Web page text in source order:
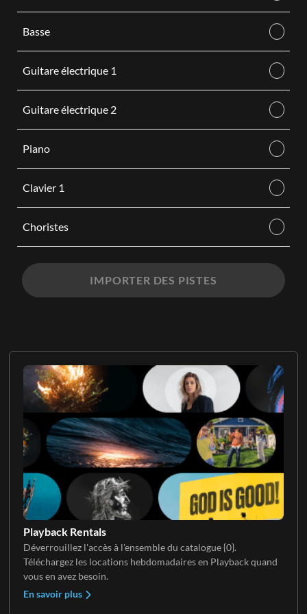
Playback Rentals
Déverrouillez l'accès à l'ensemble du catalogue {0}.
Téléchargez les locations hebdomadaires en Playback quand
vous en avez besoin.
En savoir plus
Basse
Guitare électrique 1
Guitare électrique 2
Piano
Clavier 1
Choristes
IMPORTER DES PISTES